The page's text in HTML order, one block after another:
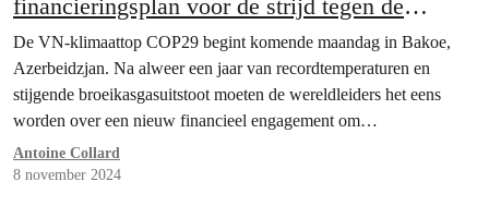
financieringsplan voor de strijd tegen de
klimaatcrisis
De VN-klimaattop COP29 begint komende maandag in Bakoe,
Azerbeidzjan. Na alweer een jaar van recordtemperaturen en
stijgende broeikasgasuitstoot moeten de wereldleiders het eens
worden over een nieuw financieel engagement om
klimaatmaatregelen te ondersteunen, met name voor de landen van
het Globale Zuiden.
Antoine Collard
8 november 2024